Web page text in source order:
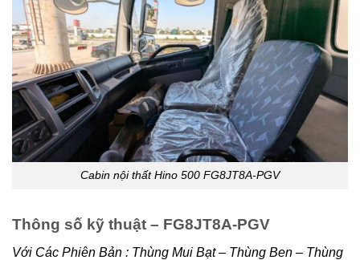
Cabin nội thất Hino 500 FG8JT8A-PGV
Thông số kỹ thuật – FG8JT8A-PGV
Với Các Phiên Bản : Thùng Mui Bạt – Thùng Ben – Thùng